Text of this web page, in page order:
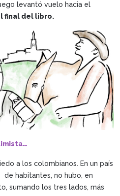
levantó vuelo hacia el
final del libro.
a los colombianos. En un país
habitantes, no hubo, en
sumando los tres lados, más